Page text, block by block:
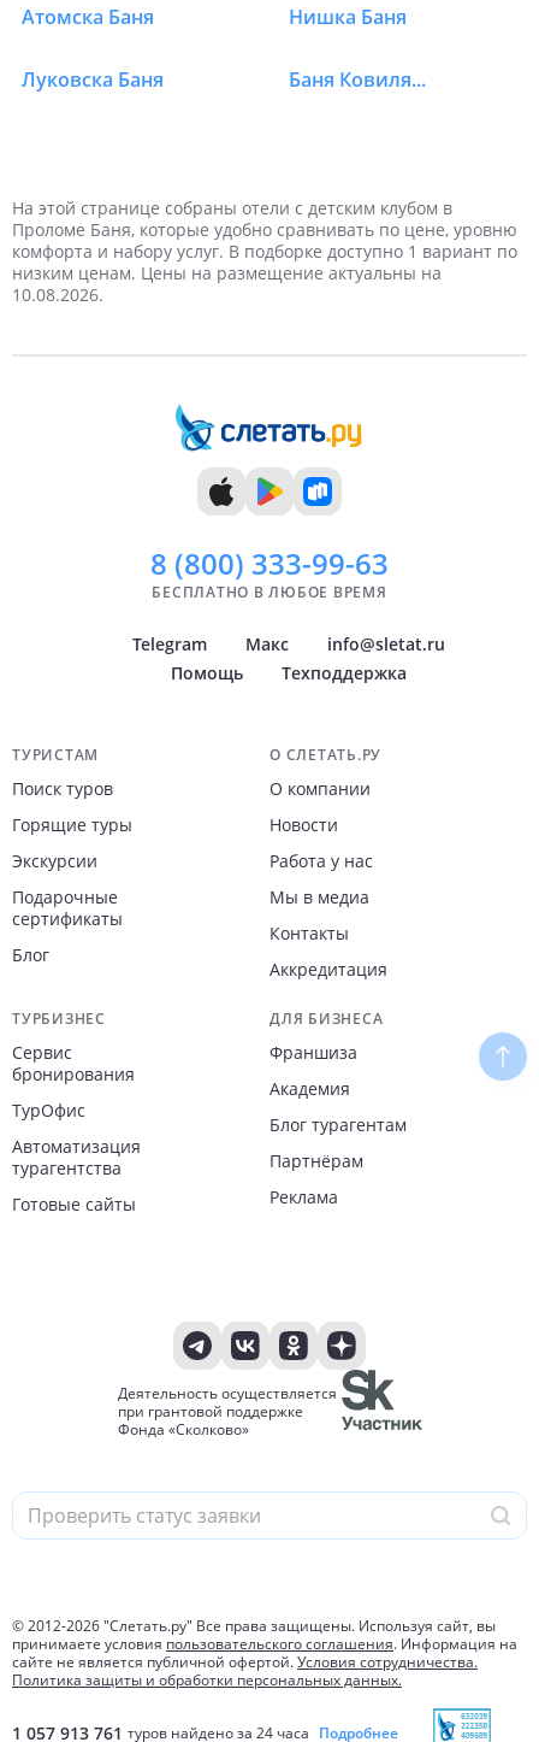
Атомска Баня Нишка Баня
Луковска Баня Баня Ковиляча
3 туриста 4 туриста
3 дня 4 дня
5 дней 6 дней
12 дней
14 дней
Март Апрель
Май Июнь
Декабрь
Недорогие Дорогие
Самые дорогие
На этой странице собраны отели с детским клубом в
Проломе Баня, которые удобно сравнивать по цене, уровню
комфорта и набору услуг. В подборке доступно 1 вариант по
низким ценам. Цены на размещение актуальны на
10.08.2026.
8 (800) 333-99-63
БЕСПЛАТНО В ЛЮБОЕ ВРЕМЯ
Telegram Макс
info@sletat.ru
Помощь
Техподдержка
Навигация по сайту
ТУРИСТАМ
Поиск туров
Горящие туры
Экскурсии
Подарочные
сертификаты
Блог
О СЛЕТАТЬ.РУ
О компании
Новости
Работа у нас
Мы в медиа
Контакты
Аккредитация
ТУРБИЗНЕС
Сервис
бронирования
ТурОфис
Автоматизация
турагентства
Готовые сайты
ДЛЯ БИЗНЕСА
Франшиза
Академия
Блог турагентам
Партнёрам
Реклама
Деятельность осуществляется
при грантовой поддержке
Фонда «Сколково»
© 2012-2026"Слетать.ру" Все права защищены. Используя сайт, вы
принимаете условия пользовательского соглашения. Информация на
сайте не является публичной офертой.Условия сотрудничества.
Политика защиты и обработки персональных данных.
1 057 913 761 туров найдено за 24 часа Подробнее